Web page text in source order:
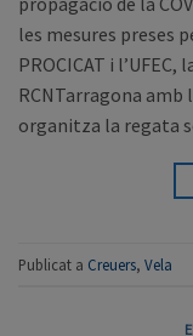
les mesures preses
PROCICAT i
RCNTarragona amb
organitza la regata
Publicat a Creuers, Vela